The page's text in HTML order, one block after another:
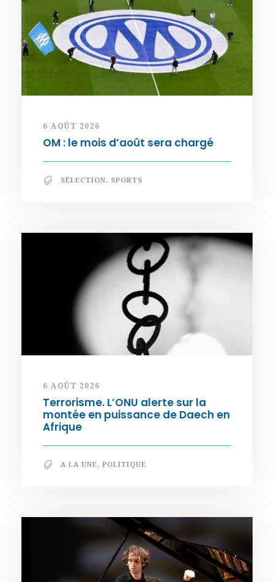
6 AOÛT 2026
OM : le mois d’août sera chargé
SÉLECTION, SPORTS
6 AOÛT 2026
Terrorisme. L’ONU alerte sur la
montée en puissance de Daech en
Afrique
A LA UNE, POLITIQUE